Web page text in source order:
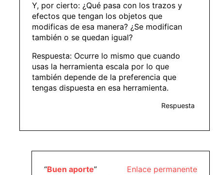
Y, por cierto: ¿Qué pasa con los trazos y
efectos que tengan los objetos que
modificas de esa manera? ¿Se modifican
también o se quedan igual?
Respuesta: Ocurre lo mismo que cuando
usas la herramienta escala por lo que
también depende de la preferencia que
tengas dispuesta en esa herramienta.
Respuesta
Enlace permanente
“Buen aporte”